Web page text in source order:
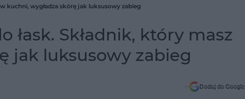
kuchni, wygładza skórę jak luksusowy zabieg
łask. Składnik, który masz
jak luksusowy zabieg
Dodaj do Google